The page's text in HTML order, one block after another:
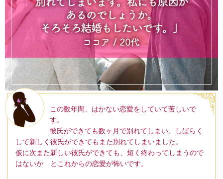
この数年間、はかない恋愛をしていて苦しいで
す。
彼氏ができても数ヶ月で別れてしまい、しばらく
して新しく彼氏ができてもまた別れてしまいました。
仮に次また新しい彼氏ができても、短く終わってしまうので
はないか とこれからの恋愛が怖いです。